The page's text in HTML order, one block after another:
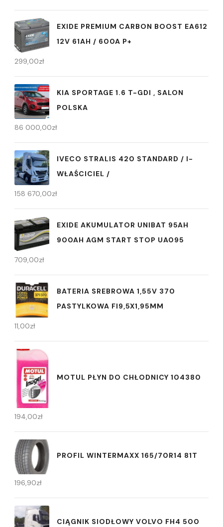
EXIDE PREMIUM CARBON BOOST EA612
12V 61AH / 600A P+
299,00zł
KIA SPORTAGE 1.6 T-GDI , SALON
POLSKA
86 000,00zł
IVECO STRALIS 420 STANDARD / I-
WŁAŚCICIEL /
158 670,00zł
EXIDE AKUMULATOR UNIBAT 95AH
900AH AGM START STOP UA095
709,00zł
BATERIA SREBROWA 1,55V 370
PASTYLKOWA FI9,5X1,95MM
11,00zł
MOTUL PŁYN DO CHŁODNICY 104380
194,00zł
PROFIL WINTERMAXX 165/70R14 81T
196,90zł
CIĄGNIK SIODŁOWY VOLVO FH4 500